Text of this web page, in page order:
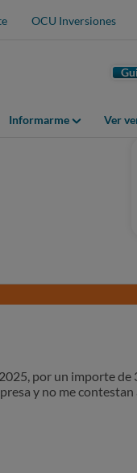
OCU Inversiones
Informarme Ver
por un importe de
y no me